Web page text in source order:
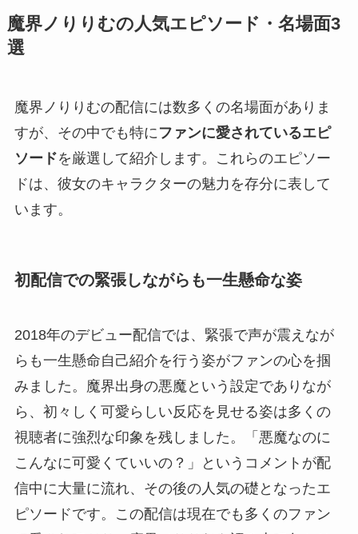
魔界ノりりむの人気エピソード・名場面3
選
魔界ノりりむの配信には数多くの名場面がありま
すが、その中でも特に ファンに愛されているエピ
ソードを厳選して紹介します。これらのエピソー
ドは、彼女のキャラクターの魅力を存分に表して
います。
初配信での緊張しながらも一生懸命な姿
2018年のデビュー配信では、緊張で声が震えなが
らも一生懸命自己紹介を行う姿がファンの心を掴
みました。魔界出身の悪魔という設定でありなが
ら、初々しく可愛らしい反応を見せる姿は多くの
視聴者に強烈な印象を残しました。「悪魔なのに
こんなに可愛くていいの？」というコメントが配
信中に大量に流れ、その後の人気の礎となったエ
ピソードです。この配信は現在でも多くのファン